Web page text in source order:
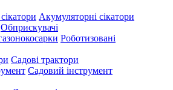
Акумуляторні сікатори
Обприскувачі
Роботизовані
Садові трактори
Садовий інструмент